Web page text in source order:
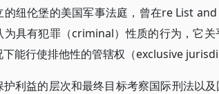
的纽伦堡的美国军事法庭，曾在re List
为具有犯罪（criminal）性质的行为，它
能行使排他性的管辖权（exclusive
护利益的层次和最终目标考察国际刑法以